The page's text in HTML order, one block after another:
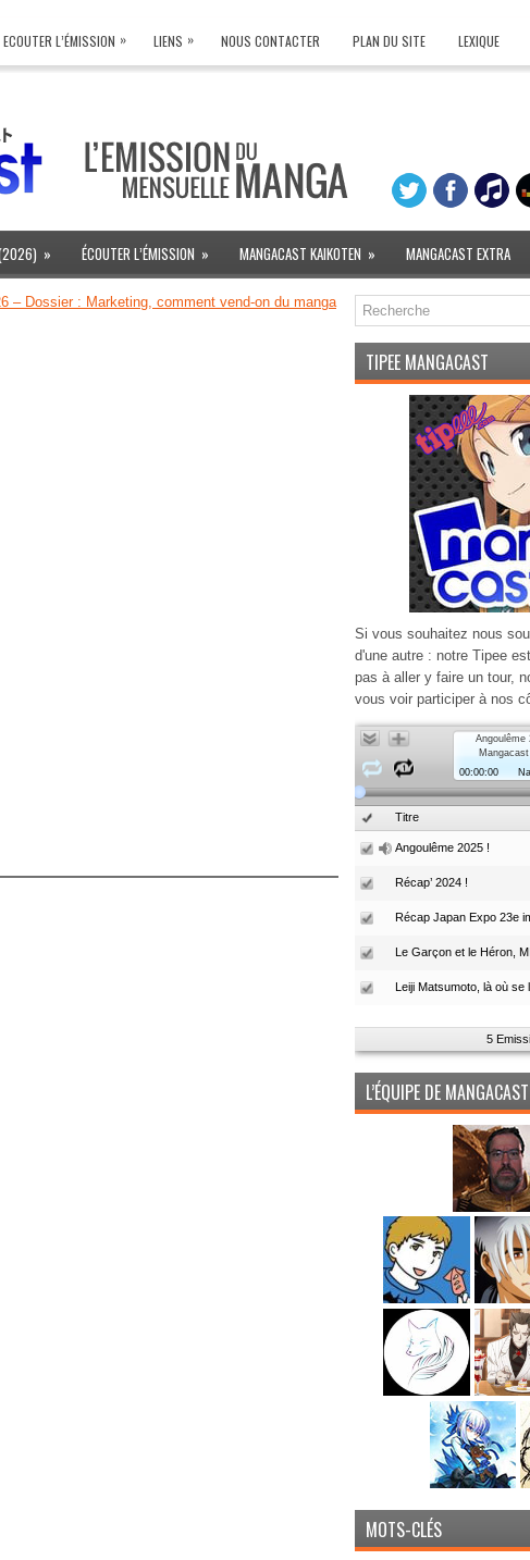
ECOUTER L’ÉMISSION » LIENS » NOUS CONTACTER PLAN DU SITE LEXIQUE
» ÉCOUTER L’ÉMISSION » MANGACAST KAIKOTEN » MANGACAST EXTRA
– Dossier : Marketing, comment vend-on du manga
TIPEE MANGACAST
Si vous souhaitez nous
d'une autre : notre Tipee
pas à aller y faire un tour,
vous voir participer à nos
Angoulême
Mangacast
00:00:00
Titre
Angoulême 2025 !
Récap’ 2024 !
Récap Japan Expo 23e
5
L’ÉQUIPE DE MANGACAST
MOTS-CLÉS